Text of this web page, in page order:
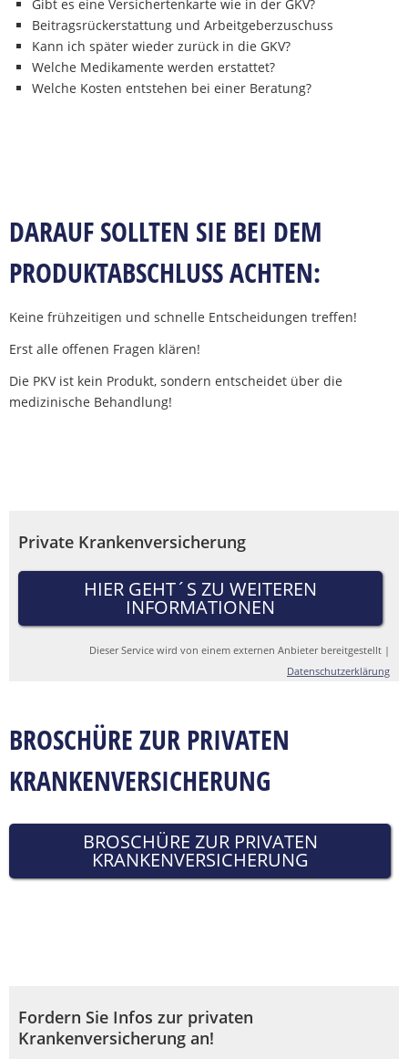
Gibt es eine Versichertenkarte wie in der GKV?
Beitragsrückerstattung und Arbeitgeberzuschuss
Kann ich später wieder zurück in die GKV?
Welche Medikamente werden erstattet?
Welche Kosten entstehen bei einer Beratung?
DARAUF SOLLTEN SIE BEI DEM
PRODUKTABSCHLUSS ACHTEN:
Keine frühzeitigen und schnelle Entscheidungen treffen!
Erst alle offenen Fragen klären!
Die PKV ist kein Produkt, sondern entscheidet über die
medizinische Behandlung!
Private Krankenversicherung
HIER GEHT´S ZU WEITEREN
INFORMATIONEN
Dieser Service wird von einem externen Anbieter bereitgestellt |
Datenschutzerklärung
BROSCHÜRE ZUR PRIVATEN
KRANKENVERSICHERUNG
BROSCHÜRE ZUR PRIVATEN
KRANKENVERSICHERUNG
Fordern Sie Infos zur privaten
Krankenversicherung an!